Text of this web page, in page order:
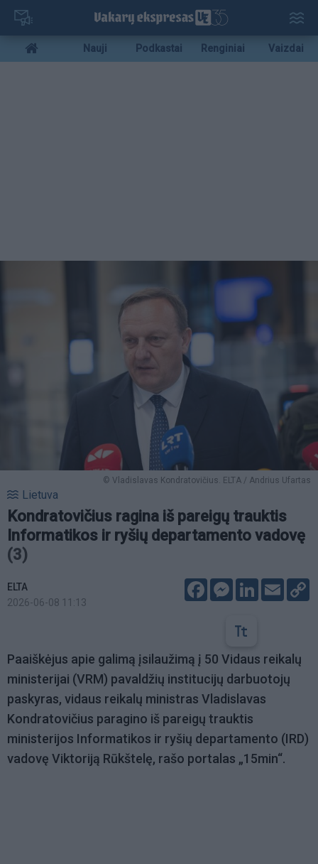
Pereiti
pagrindinį
turinį
Mobile
menu
Nauji Podkastai Renginiai Vaizdai
© Vladislavas Kondratovičius. ELTA / Andrius Ufartas
Lietuva
Kondratovičius ragina iš pareigų trauktis
Informatikos ir ryšių departamento vadovę
(3)
ELTA
2026-06-08 11:13
FacebookMessenger
LinkedIn
Email
Paaiškėjus apie galimą įsilaužimą į 50 Vidaus reikalų
ministerijai (VRM) pavaldžių institucijų darbuotojų
paskyras, vidaus reikalų ministras Vladislavas
Kondratovičius paragino iš pareigų trauktis
ministerijos Informatikos ir ryšių departamento (IRD)
vadovę Viktoriją Rūkštelę, rašo portalas „15min“.